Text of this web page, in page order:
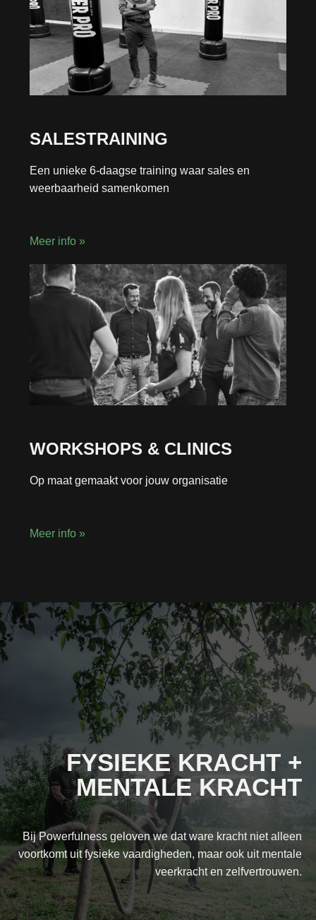
SALESTRAINING
Een unieke 6-daagse training waar sales en
weerbaarheid samenkomen
Meer info »
WORKSHOPS & CLINICS
Op maat gemaakt voor jouw organisatie
Meer info »
FYSIEKE KRACHT +
MENTALE KRACHT
Bij Powerfulness geloven we dat ware kracht niet alleen
voortkomt uit fysieke vaardigheden, maar ook uit mentale
veerkracht en zelfvertrouwen.